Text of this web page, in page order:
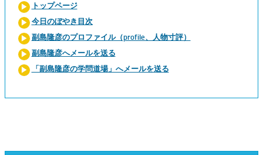
トップページ
今日のぼやき目次
副島隆彦のプロファイル（profile、人物寸評）
副島隆彦へメールを送る
「副島隆彦の学問道場」へメールを送る